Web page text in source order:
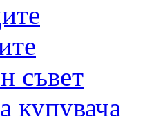
съвет
купувача